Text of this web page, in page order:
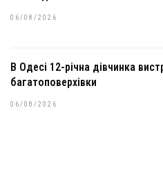
06/08/2026
В Одесі 12-річна дівчинка
багатоповерхівки
06/08/2026